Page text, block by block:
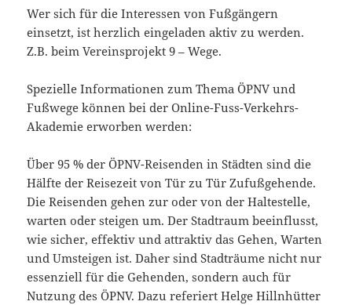
Wer sich für die Interessen von Fußgängern
einsetzt, ist herzlich eingeladen aktiv zu werden.
Z.B. beim Vereinsprojekt 9 – Wege.
Spezielle Informationen zum Thema ÖPNV und
Fußwege können bei der Online-Fuss-Verkehrs-
Akademie erworben werden:
Über 95 % der ÖPNV-Reisenden in Städten sind die
Hälfte der Reisezeit von Tür zu Tür Zufußgehende.
Die Reisenden gehen zur oder von der Haltestelle,
warten oder steigen um. Der Stadtraum beeinflusst,
wie sicher, effektiv und attraktiv das Gehen, Warten
und Umsteigen ist. Daher sind Stadträume nicht nur
essenziell für die Gehenden, sondern auch für
Nutzung des ÖPNV. Dazu referiert Helge Hillnhütter